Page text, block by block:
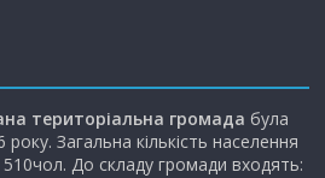
територіальна громада була
Загальна кількість населення
До складу громади входять: